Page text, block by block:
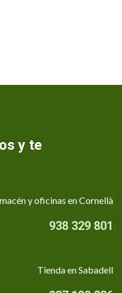
y te
y oficinas en Cornellà
938 329 801
Tienda en Sabadell